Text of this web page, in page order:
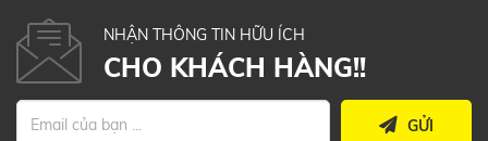
NHẬN THÔNG TIN HỮU ÍCH
CHO KHÁCH HÀNG!!
GỬI